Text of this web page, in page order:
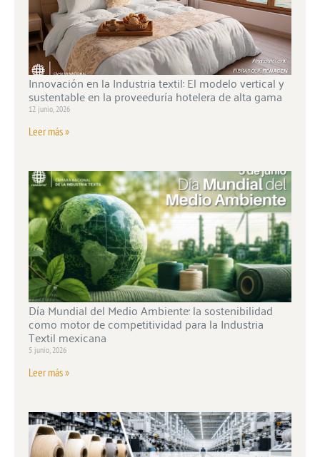
Innovación en la Industria textil: El modelo vertical y
sustentable en la proveeduría hotelera de alta gama
12 junio, 2026
Leer más »
Día Mundial del Medio Ambiente: la sostenibilidad
como motor de competitividad para la Industria
Textil mexicana
5 junio, 2026
Leer más »